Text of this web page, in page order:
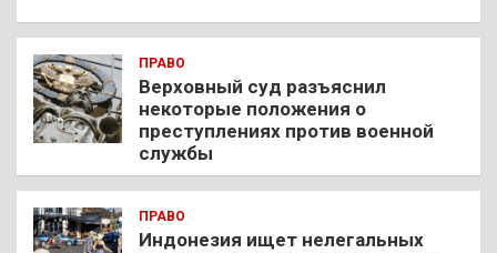
ПРАВО
Верховный суд разъяснил
некоторые положения о
преступлениях против военной
службы
ПРАВО
Индонезия ищет нелегальных